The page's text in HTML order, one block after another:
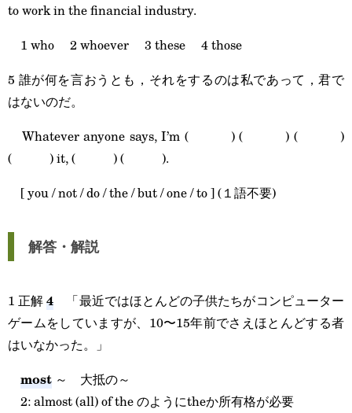
to work in the financial industry.
1 who 2 whoever 3 these 4 those
5 誰が何を言おうとも，それをするのは私であって，君で
はないのだ。
Whatever anyone says, I’m ( ) ( ) ( )
( ) it, ( ) ( ).
[ you / not / do / the / but / one / to ] (１語不要)
解答・解説
1 正解4 「最近ではほとんどの子供たちがコンピューター
ゲームをしていますが、10〜15年前でさえほとんどする者
はいなかった。」
most ～ 大抵の～
2: almost (all) of the のようにtheか所有格が必要